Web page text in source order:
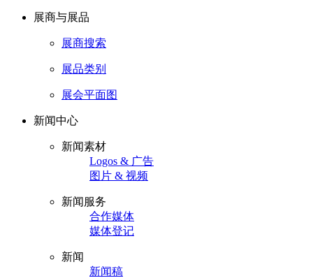
展商与展品
展商搜索
展品类别
展会平面图
新闻中心
新闻素材
Logos & 广告
图片 & 视频
新闻服务
合作媒体
媒体登记
新闻
新闻稿